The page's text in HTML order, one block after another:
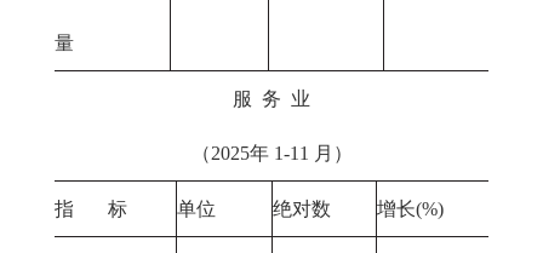
量
服 务 业
（2025年 1-11 月）
指 标 单位 绝对数 增长(%)